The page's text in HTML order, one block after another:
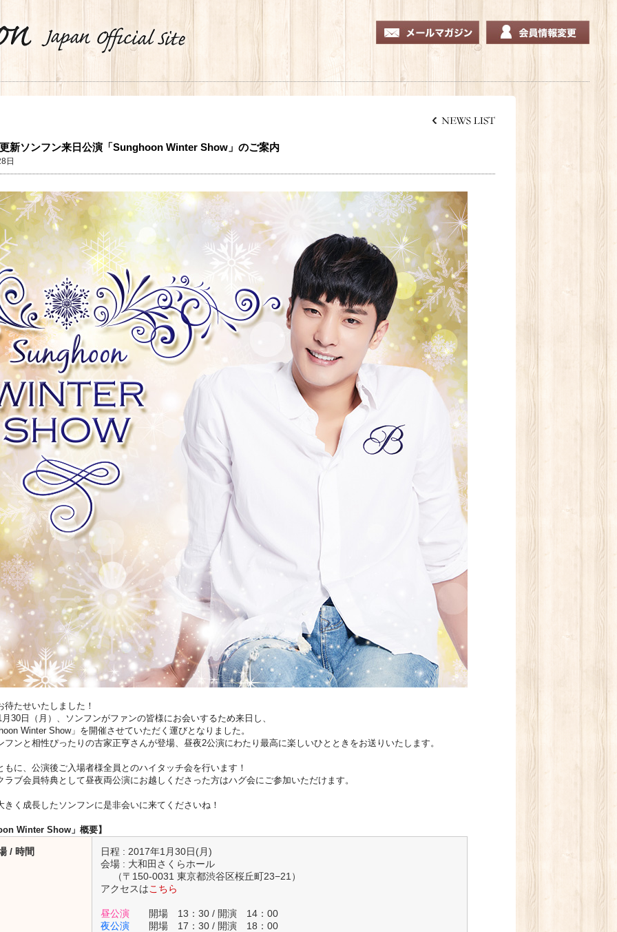
新ソンフン来日公演「Sunghoon Winter Show」のご案内
日
待たせいたしました！
30日（月）、ソンフンがファンの皆様にお会いするため来日し、
Winter Show」を開催させていただく運びとなりました。
フンと相性ぴったりの古家正亨さんが登場、昼夜2公演にわたり最高に楽しいひとときをお送りいたします。
もに、公演後ご入場者様全員とのハイタッチ会を行います！
ラブ会員特典として昼夜両公演にお越しくださった方はハグ会にご参加いただけます。
きく成長したソンフンに是非会いに来てくださいね！
Winter Show」概要】
/ 時間
日程 : 2017年1月30日(月)
会場 : 大和田さくらホール
（〒150-0031 東京都渋谷区桜丘町23−21）
アクセスはこちら
昼公演 開場 13：30 / 開演 14：00
夜公演 開場 17：30 / 開演 18：00